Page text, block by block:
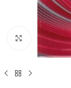
Нажмите,